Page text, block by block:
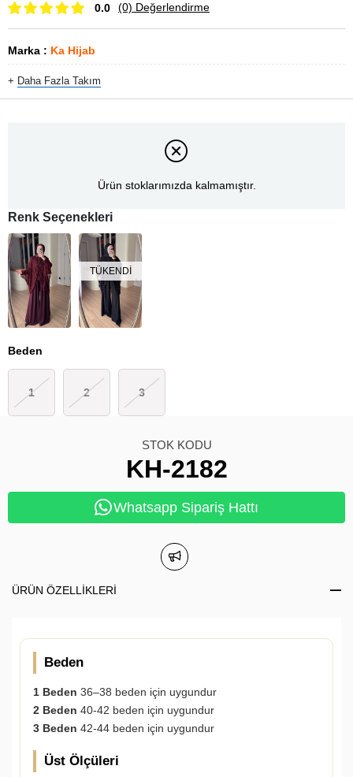
0.0 (0) Değerlendirme
Marka : Ka Hijab
+ Daha Fazla Takım
Ürün stoklarımızda kalmamıştır.
Renk Seçenekleri
TÜKENDI
Beden
1 2 3
STOK KODU
KH-2182
Whatsapp Sipariş Hattı
ÜRÜN ÖZELLIKLERI
Beden
1 Beden 36–38 beden için uygundur
2 Beden 40-42 beden için uygundur
3 Beden 42-44 beden için uygundur
Üst Ölçüleri